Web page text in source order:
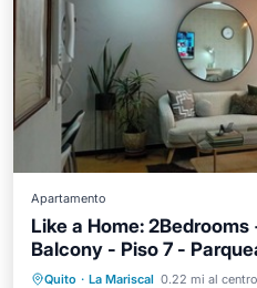
Apartamento
Like a Home:
Balcony - Piso 7 -
Quito · La Mariscal 0.22 mi al centro
Desayuno